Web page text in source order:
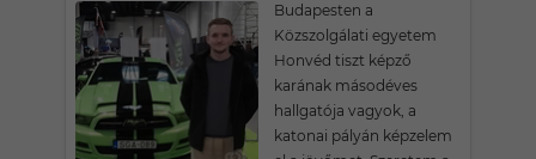
Budapesten a
Közszolgálati egyetem
Honvéd tiszt képző
karának másodéves
hallgatója vagyok, a
katonai pályán képzelem